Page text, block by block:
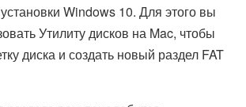
Windows 10. Для этого вы
Утилиту дисков на Mac, чтобы
диска и создать новый раздел FAT